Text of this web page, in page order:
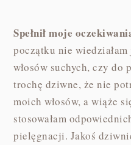
Spełnił moje
początku nie
włosów suchych, czy do
trochę dziwne, że nie
moich włosów, a wiąże
stosowałam
pielęgnacji. Jakoś